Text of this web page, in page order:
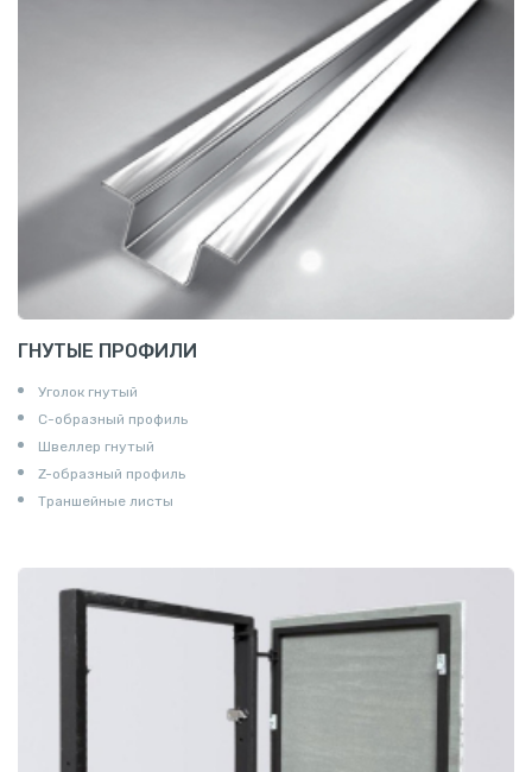
ГНУТЫЕ ПРОФИЛИ
Уголок гнутый
С-образный профиль
Швеллер гнутый
Z-образный профиль
Траншейные листы